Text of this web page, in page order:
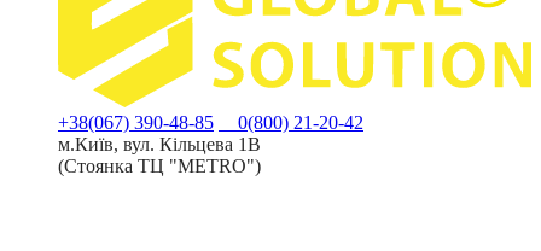
+38(067) 390-48-85
0(800) 21-20-42
м.Київ, вул. Кільцева 1В
(Стоянка ТЦ "METRO")